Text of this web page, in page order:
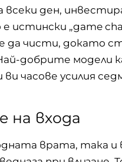
ден,
истински „game
чисти, докато
добрите
часове усилия
входа
врата, така